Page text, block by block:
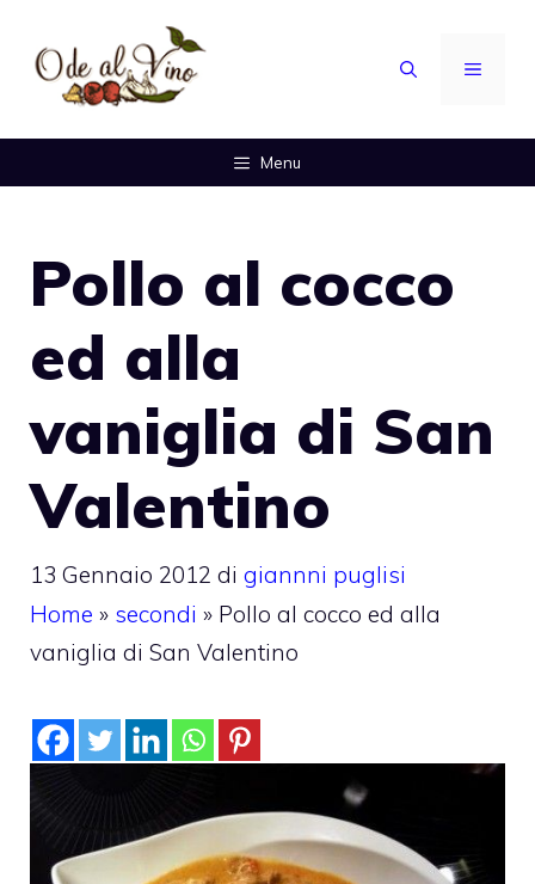
contenuto
MENU
Menu
Pollo al cocco
ed alla
vaniglia di San
Valentino
13 Gennaio 2012 di giannni puglisi
Home » secondi » Pollo al cocco ed alla
vaniglia di San Valentino